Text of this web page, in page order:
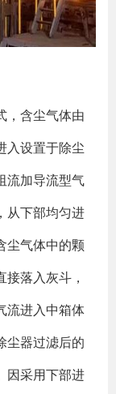
，含尘气体由
入设置于除尘
流加导流型气
从下部均匀进
尘气体中的颗
落入灰斗，
流进入中箱体
尘器过滤后的
因采用下部进